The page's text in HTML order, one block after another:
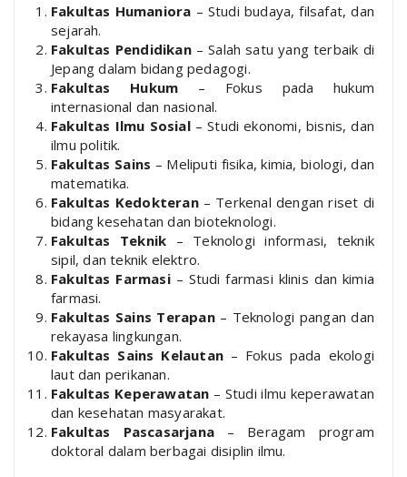
Fakultas Humaniora – Studi budaya, filsafat, dan
sejarah.
Fakultas Pendidikan– Salah satu yang terbaik di
Jepang dalam bidang pedagogi.
Fakultas Hukum – Fokus pada hukum
internasional dan nasional.
Fakultas Ilmu Sosial– Studi ekonomi, bisnis, dan
ilmu politik.
Fakultas Sains – Meliputi fisika, kimia, biologi, dan
matematika.
Fakultas Kedokteran– Terkenal dengan riset di
bidang kesehatan dan bioteknologi.
Fakultas Teknik – Teknologi informasi, teknik
sipil, dan teknik elektro.
Fakultas Farmasi– Studi farmasi klinis dan kimia
farmasi.
Fakultas Sains Terapan– Teknologi pangan dan
rekayasa lingkungan.
Fakultas Sains Kelautan – Fokus pada ekologi
laut dan perikanan.
Fakultas Keperawatan – Studi ilmu keperawatan
dan kesehatan masyarakat.
Fakultas Pascasarjana – Beragam program
doktoral dalam berbagai disiplin ilmu.